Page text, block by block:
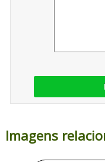
Imagens